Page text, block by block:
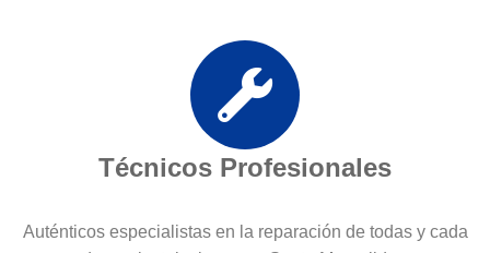
Técnicos Profesionales
Auténticos especialistas en la reparación de todas y cada